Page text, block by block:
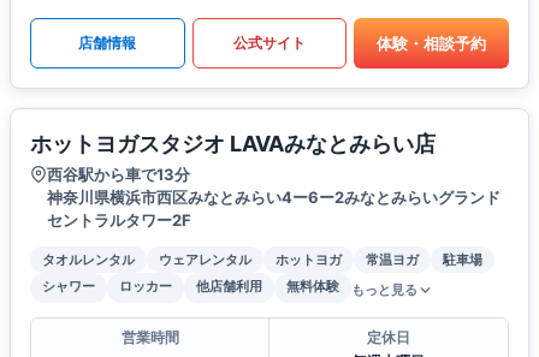
店舗情報 公式サイト 体験・相談予約
ホットヨガスタジオ LAVAみなとみらい店
西谷駅から車で13分
神奈川県横浜市西区みなとみらい4ー6ー2みなとみらいグランド
セントラルタワー2F
タオルレンタル ウェアレンタル ホットヨガ 常温ヨガ
駐車場
シャワー
ロッカー 他店舗利用 無料体験 もっと見る
営業時間
定休日